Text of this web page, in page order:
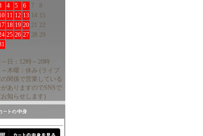
4 5 6 7
8
11 12 13 14 15
18 19 20 21 22
25 26 27 28 29
日：12時～20時
木曜：休み (ライブ
の関係で営業している
ありますのでSNSで
知らせします)